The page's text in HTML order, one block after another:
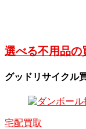
選べる不用品の
グッドリサイクル
宅配買取